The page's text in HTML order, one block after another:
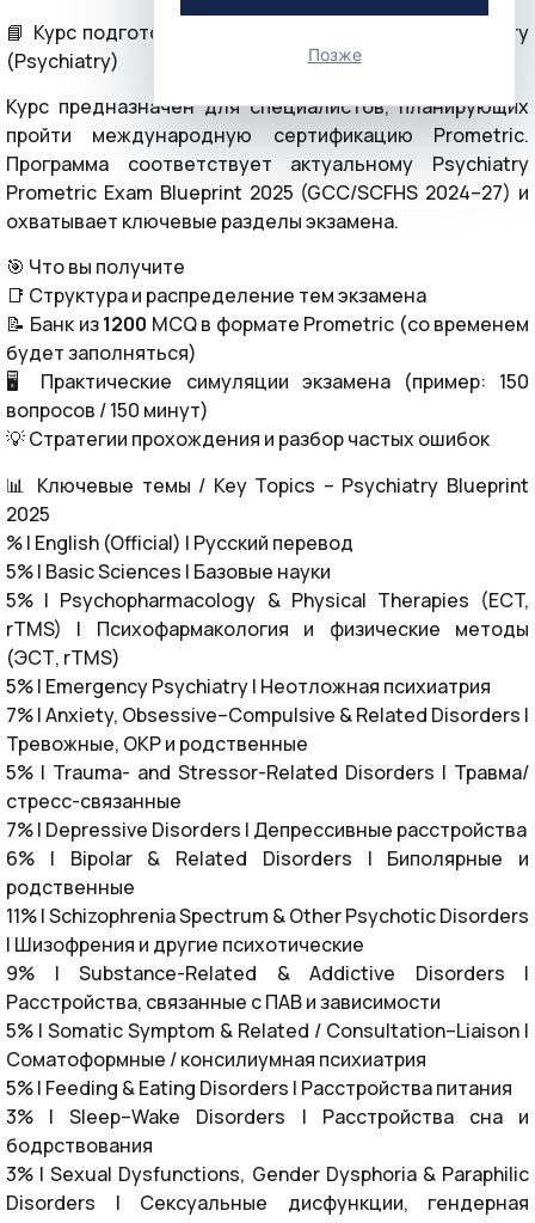
Позже
📘 Курс подготовки к экзамену Prometric по Psychiatry
(Psychiatry)
Курс предназначен для специалистов, планирующих
пройти международную сертификацию Prometric.
Программа соответствует актуальному Psychiatry
Prometric Exam Blueprint 2025 (GCC/SCFHS 2024–27) и
охватывает ключевые разделы экзамена.
🎯 Что вы получите
📑 Структура и распределение тем экзамена
📝 Банк из1200 MCQ в формате Prometric (со временем
будет заполняться)
🖥️ Практические симуляции экзамена (пример: 150
вопросов / 150 минут)
💡 Стратегии прохождения и разбор частых ошибок
📊 Ключевые темы / Key Topics – Psychiatry Blueprint
2025
% | English (Official) | Русский перевод
5% | Basic Sciences | Базовые науки
5% | Psychopharmacology & Physical Therapies (ECT,
rTMS) | Психофармакология и физические методы
(ЭСТ, rTMS)
5% | Emergency Psychiatry | Неотложная психиатрия
7% | Anxiety, Obsessive–Compulsive & Related Disorders |
Тревожные, ОКР и родственные
5% | Trauma- and Stressor-Related Disorders | Травма/
стресс-связанные
7% | Depressive Disorders | Депрессивные расстройства
6% | Bipolar & Related Disorders | Биполярные и
родственные
11% | Schizophrenia Spectrum & Other Psychotic Disorders
| Шизофрения и другие психотические
9% | Substance-Related & Addictive Disorders |
Расстройства, связанные с ПАВ и зависимости
5% | Somatic Symptom & Related / Consultation–Liaison |
Соматоформные / консилиумная психиатрия
5% | Feeding & Eating Disorders | Расстройства питания
3% | Sleep–Wake Disorders | Расстройства сна и
бодрствования
3% | Sexual Dysfunctions, Gender Dysphoria & Paraphilic
Disorders | Сексуальные дисфункции, гендерная